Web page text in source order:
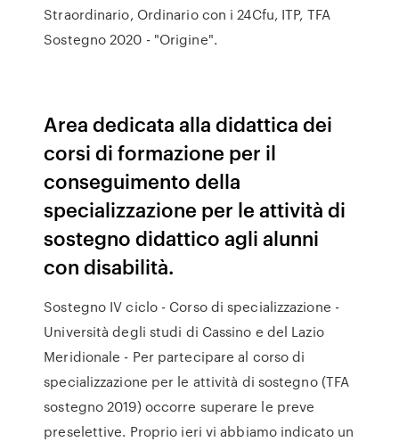
Straordinario, Ordinario con i 24Cfu, ITP, TFA
Sostegno 2020 - "Origine".
Area dedicata alla didattica dei
corsi di formazione per il
conseguimento della
specializzazione per le attività di
sostegno didattico agli alunni
con disabilità.
Sostegno IV ciclo - Corso di specializzazione -
Università degli studi di Cassino e del Lazio
Meridionale - Per partecipare al corso di
specializzazione per le attività di sostegno (TFA
sostegno 2019) occorre superare le preve
preselettive. Proprio ieri vi abbiamo indicato un